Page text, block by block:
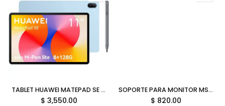
TABLET HUAWEI MATEPAD SE 11 8GB 128GB OCTA CORE HISILICON KIRIN 710A HARMONYOS INC LAPIZ AZUL AGS6-W09 53014GYW GARANTIA CON FABRICANTE
$ 3,550.00
SOPORTE PARA MONITOR MSI 2MONITORES VESA 10KG HASTA 32 PULGADAS MAG MT101DG 06M DE GARANTIA
$ 820.00